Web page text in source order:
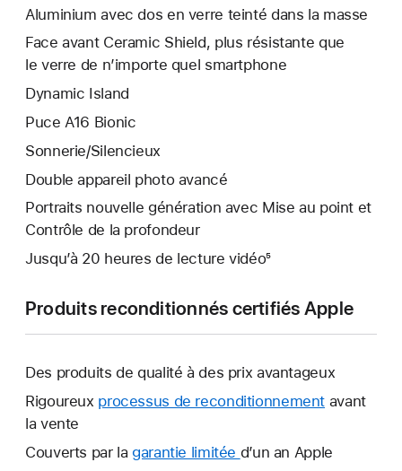
Aluminium avec dos en verre teinté dans la masse
Face avant Ceramic Shield, plus résistante que
le verre de n’importe quel smartphone
Dynamic Island
Puce A16 Bionic
Sonnerie/Silencieux
Double appareil photo avancé
Portraits nouvelle génération avec Mise au point et
Contrôle de la profondeur
Jusqu’à 20 heures de lecture vidéo⁵
Produits reconditionnés certifiés Apple
Des produits de qualité à des prix avantageux
Rigoureux processus de reconditionnement avant
la vente
Couverts par la garantie limitée Une
d’un an Apple